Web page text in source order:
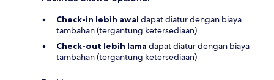
Check-in lebih awal dapat diatur dengan biaya
tambahan (tergantung ketersediaan)
Check-out lebih lama dapat diatur dengan biaya
tambahan (tergantung ketersediaan)